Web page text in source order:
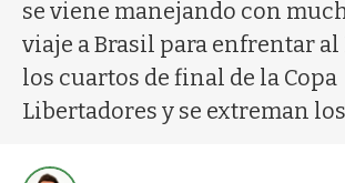
se viene manejando con
viaje a Brasil para enfrentar
los cuartos de final de la Copa
Libertadores y se extreman